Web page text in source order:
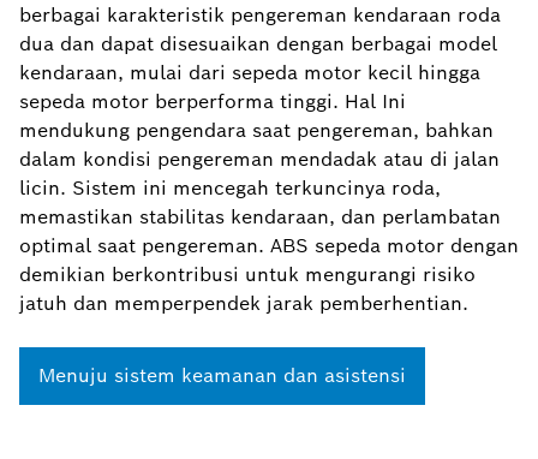
berbagai karakteristik pengereman kendaraan roda
dua dan dapat disesuaikan dengan berbagai model
kendaraan, mulai dari sepeda motor kecil hingga
sepeda motor berperforma tinggi. Hal Ini
mendukung pengendara saat pengereman, bahkan
dalam kondisi pengereman mendadak atau di jalan
licin. Sistem ini mencegah terkuncinya roda,
memastikan stabilitas kendaraan, dan perlambatan
optimal saat pengereman. ABS sepeda motor dengan
demikian berkontribusi untuk mengurangi risiko
jatuh dan memperpendek jarak pemberhentian.
Menuju sistem keamanan dan asistensi